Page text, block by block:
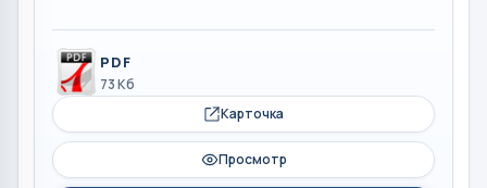
PDF
73 Кб
Карточка
Просмотр